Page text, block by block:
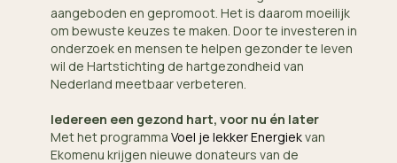
aangeboden en gepromoot. Het is daarom moeilijk
om bewuste keuzes te maken. Door te investeren in
onderzoek en mensen te helpen gezonder te leven
wil de Hartstichting de hartgezondheid van
Nederland meetbaar verbeteren.
Iedereen een gezond hart, voor nu én later
Met het programma Voel je lekker Energiekvan
Ekomenu krijgen nieuwe donateurs van de